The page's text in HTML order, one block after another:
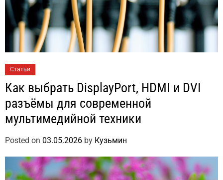
Статьи
Как выбрать DisplayPort, HDMI и DVI
разъёмы для современной
мультимедийной техники
Posted on 03.05.2026 by Кузьмин